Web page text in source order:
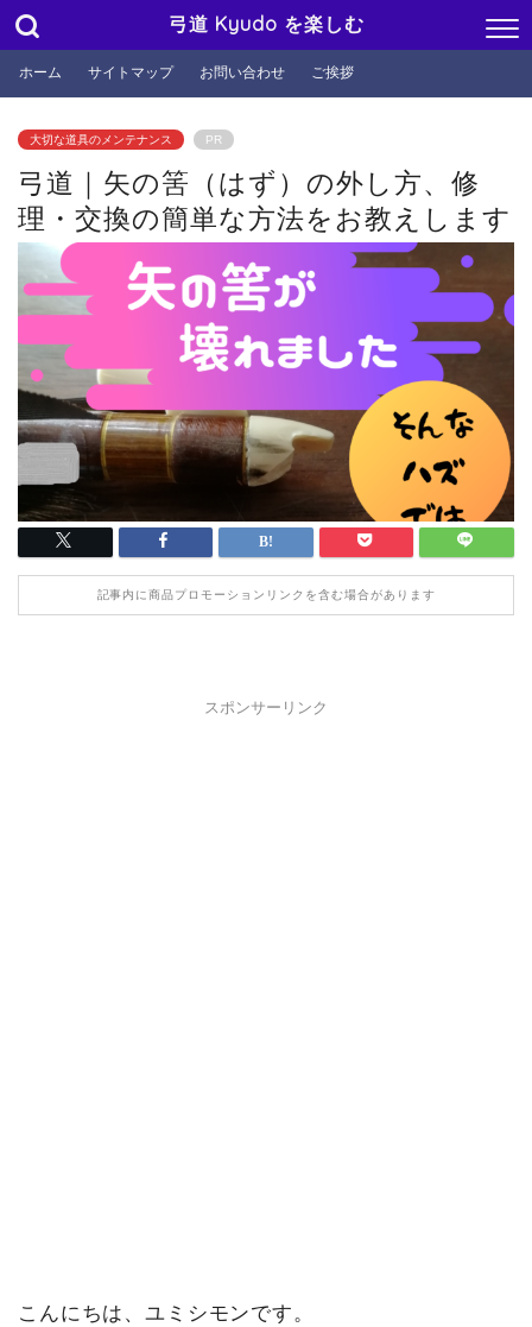
弓道 Kyudo を楽しむ
ホーム サイトマップ お問い合わせ ご挨拶
大切な道具のメンテナンス PR
弓道｜矢の筈（はず）の外し方、修
理・交換の簡単な方法をお教えします
記事内に商品プロモーションリンクを含む場合があります
スポンサーリンク
こんにちは、ユミシモンです。